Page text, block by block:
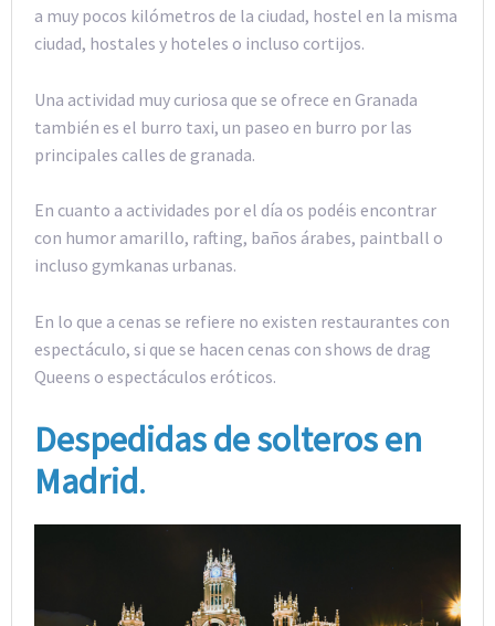
a muy pocos kilómetros de la ciudad, hostel en la misma
ciudad, hostales y hoteles o incluso cortijos.
Una actividad muy curiosa que se ofrece en Granada
también es el burro taxi, un paseo en burro por las
principales calles de granada.
En cuanto a actividades por el día os podéis encontrar
con humor amarillo, rafting, baños árabes, paintball o
incluso gymkanas urbanas.
En lo que a cenas se refiere no existen restaurantes con
espectáculo, si que se hacen cenas con shows de drag
Queens o espectáculos eróticos.
Despedidas de solteros en
Madrid.